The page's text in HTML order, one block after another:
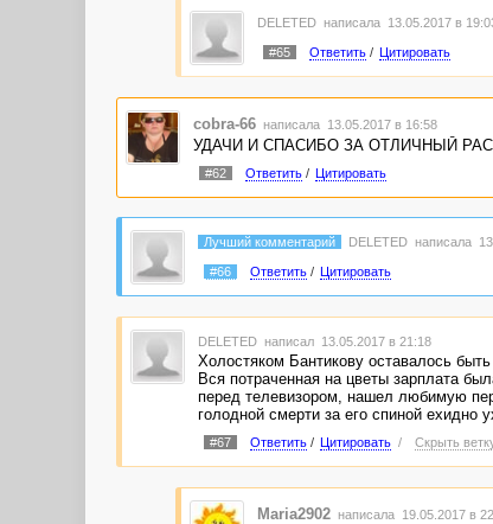
DELETED написала 13.05.2017 в
#65 Ответить/ Цитировать
cobra-66 написала 13.05.2017 в 16:58
УДАЧИ И СПАСИБО ЗА ОТЛИЧНЫЙ
#62 Ответить/ Цитировать
Лучший комментарий DELETED написала
#66 Ответить/ Цитировать
DELETED написал 13.05.2017 в 21:18
Холостяком Бантикову оставалось быть
Вся потраченная на цветы зарплата
перед телевизором, нашел любимую
голодной смерти за его спиной ехидно
#67 Ответить/ Цитировать / Скрыть
Maria2902 написала 19.05.2017 в